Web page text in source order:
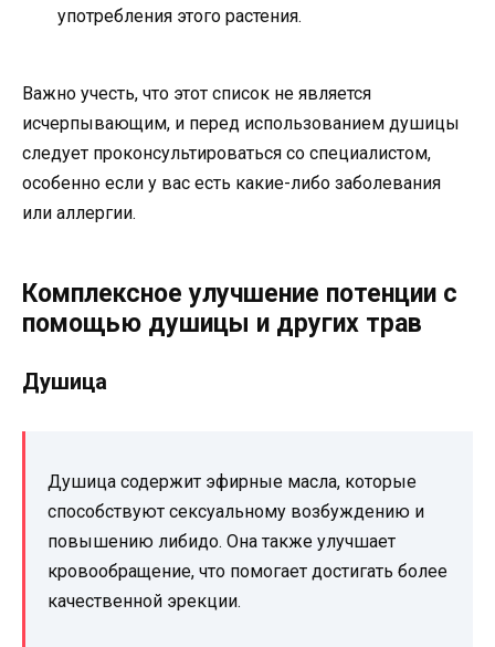
употребления этого растения.
Важно учесть, что этот список не является
исчерпывающим, и перед использованием душицы
следует проконсультироваться со специалистом,
особенно если у вас есть какие-либо заболевания
или аллергии.
Комплексное улучшение потенции с
помощью душицы и других трав
Душица
Душица содержит эфирные масла, которые
способствуют сексуальному возбуждению и
повышению либидо. Она также улучшает
кровообращение, что помогает достигать более
качественной эрекции.